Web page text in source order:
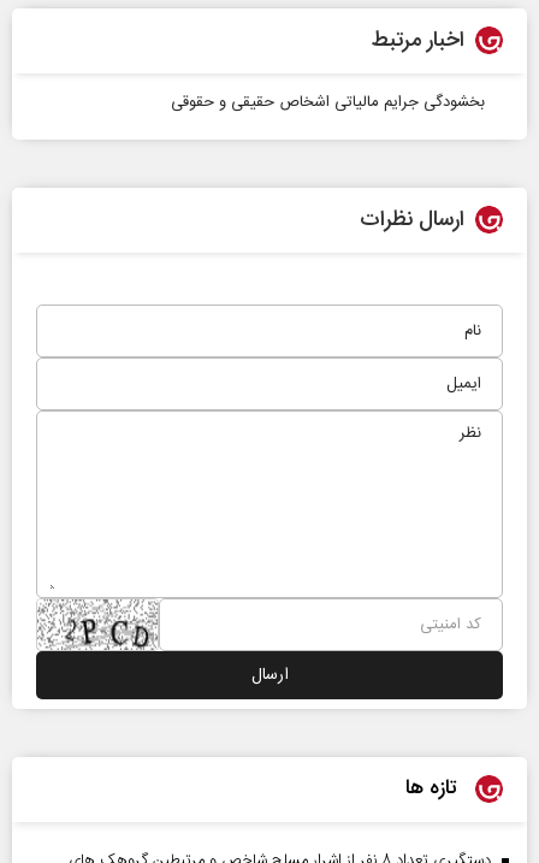
اخبار مرتبط
بخشودگی جرایم مالیاتی اشخاص حقیقی و حقوقی
ارسال نظرات
تازه ها